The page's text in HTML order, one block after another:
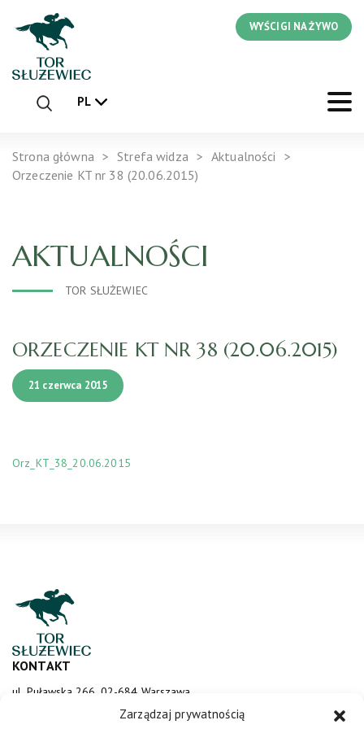
Zarządzaj prywatnością
WYŚCIGI NA ŻYWO
PL
Strona główna Strefa widza
Aktualności
Orzeczenie KT nr 38 (20.06.2015)
AKTUALNOŚCI
TOR SŁUŻEWIEC
ORZECZENIE KT NR 38 (20.06.2015)
21 czerwca 2015
Orz_KT_38_20.06.2015
KONTAKT
ul. Puławska 266, 02-684 Warszawa
sluzewiec@totalizator.pl